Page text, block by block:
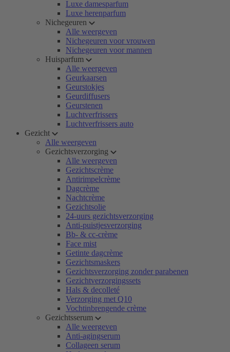
Luxe damesparfum
Luxe herenparfum
Nichegeuren
Alle weergeven
Nichegeuren voor vrouwen
Nichegeuren voor mannen
Huisparfum
Alle weergeven
Geurkaarsen
Geurstokjes
Geurdiffusers
Geurstenen
Luchtverfrissers
Luchtverfrissers auto
Gezicht
Alle weergeven
Gezichtsverzorging
Alle weergeven
Gezichtscrème
Antirimpelcrème
Dagcrème
Nachtcrème
Gezichtsolie
24-uurs gezichtsverzorging
Anti-puistjesverzorging
Bb- & cc-crème
Face mist
Getinte dagcrème
Gezichtsmaskers
Gezichtsverzorging zonder parabenen
Gezichtverzorgingssets
Hals & decolleté
Verzorging met Q10
Vochtinbrengende crème
Gezichtsserum
Alle weergeven
Anti-agingserum
Collageen serum